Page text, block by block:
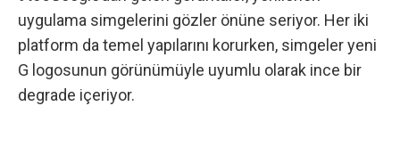
uygulama simgelerini gözler önüne seriyor. Her iki
platform da temel yapılarını korurken, simgeler yeni
G logosunun görünümüyle uyumlu olarak ince bir
degrade içeriyor.